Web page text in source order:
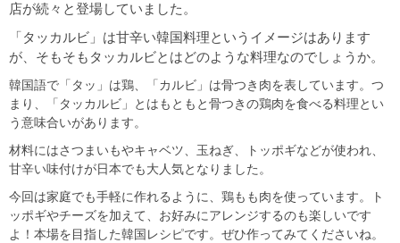
店が続々と登場していました。
「タッカルビ」 は甘辛い韓国料理というイメージはあります
が、そもそもタッカルビとはどのような料理なのでしょうか。
韓国語で「タッ」は鶏、「カルビ」は骨つき肉を表しています。つ
まり、「タッカルビ」とはもともと骨つきの鶏肉を食べる料理とい
う意味合いがあります。
材料にはさつまいもやキャベツ、玉ねぎ、トッポギなどが使われ、
甘辛い味付けが日本でも大人気となりました。
今回は家庭でも手軽に作れるように、鶏もも肉を使っています。ト
ッポギやチーズを加えて、お好みにアレンジするのも楽しいです
よ！本場を目指した韓国レシピです。ぜひ作ってみてくださいね。